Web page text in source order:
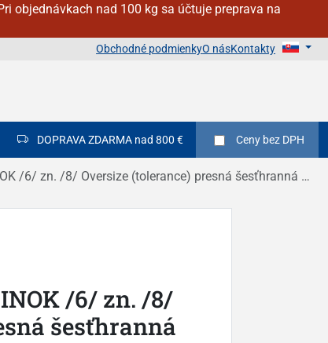
objednávkach nad 100 kg sa účtuje preprava na
Obchodné podmienkyO násKontakty
DOPRAVA ZDARMA nad 800 € Ceny bez DPH
/6/ zn. /8/ Oversize (tolerance) presná šesťhranná DIN 934
/6/ zn. /8/
šesťhranná